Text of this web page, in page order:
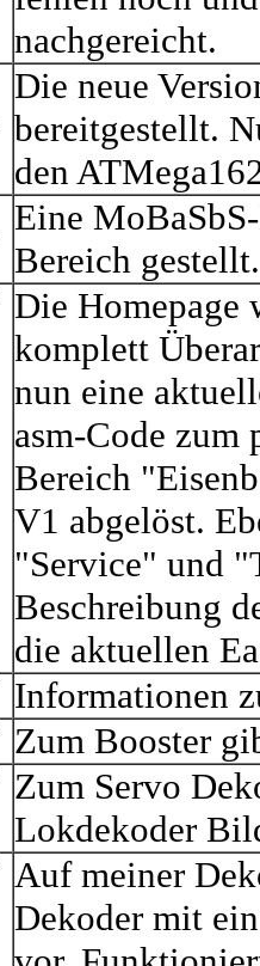
nachgereicht.
Die neue
bereitgestellt.
den
Eine
Bereich gestellt.
Die Homepage
komplett
nun eine
asm-Code
Bereich
V1 abgelöst.
"Service" und
Beschreibung
die aktuellen
Informationen
Zum Booster
Zum Servo
Lokdekoder
Auf meiner
Dekoder mit